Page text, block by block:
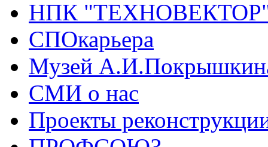
НПК
СПОкарьера
Музей
СМИ о нас
Проекты